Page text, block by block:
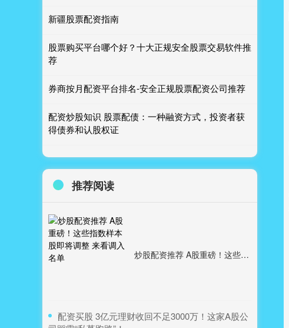
新疆股票配资指南
股票购买平台哪个好？十大正规安全股票交易软件推
荐
券商按月配资平台排名-安全正规股票配资公司推荐
配资炒股知识 股票配债：一种融资方式，投资者获
得债券和认股权证
推荐阅读
炒股配资推荐 A股重磅！这些指数样本股即将调整 来看调入名单
​配资买股 3亿元理财收回不足3000万！这家A股公